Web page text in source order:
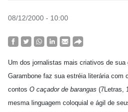
08/12/2000 - 10:00
Um dos jornalistas mais criativos de
Garambone faz sua estréia literária com
contos O caçador de barangas (7Letras,
mesma linguagem coloquial e ágil de